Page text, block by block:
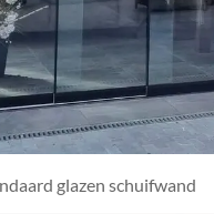
glazen schuifwand